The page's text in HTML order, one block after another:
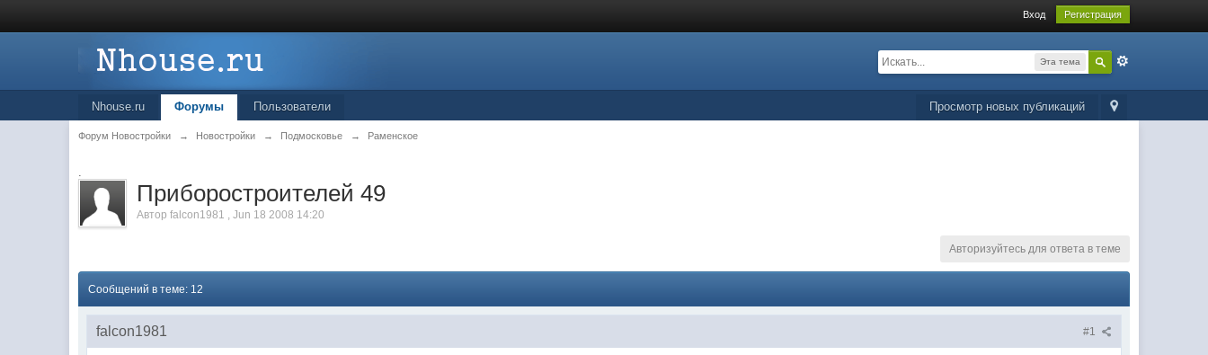
Вход Регистрация
Эта тема
Просмотр новых публикаций
Nhouse.ru Форумы Пользователи
Форум Новостройки → Новостройки → Подмосковье → Раменское
.
Приборостроителей 49
Авторfalcon1981 ,Jun 18 2008 14:20
Авторизуйтесь для ответа в теме
Сообщений в теме: 12
#1
falcon1981